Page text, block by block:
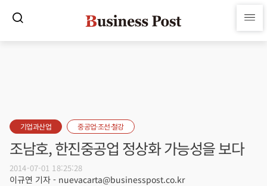
기업과산업 중공업·조선·철강
조남호, 한진중공업 정상화 가능성을 보다
2014-07-01 18:25:28
이규연 기자 - nuevacarta@businesspost.co.kr